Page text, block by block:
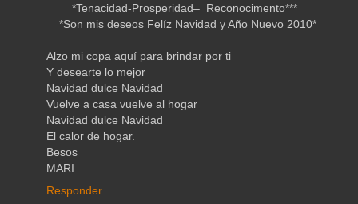
____*Tenacidad-Prosperidad–_Reconocimento***
__*Son mis deseos Felíz Navidad y Año Nuevo 2010*
Alzo mi copa aquí para brindar por ti
Y desearte lo mejor
Navidad dulce Navidad
Vuelve a casa vuelve al hogar
Navidad dulce Navidad
El calor de hogar.
Besos
MARI
Responder